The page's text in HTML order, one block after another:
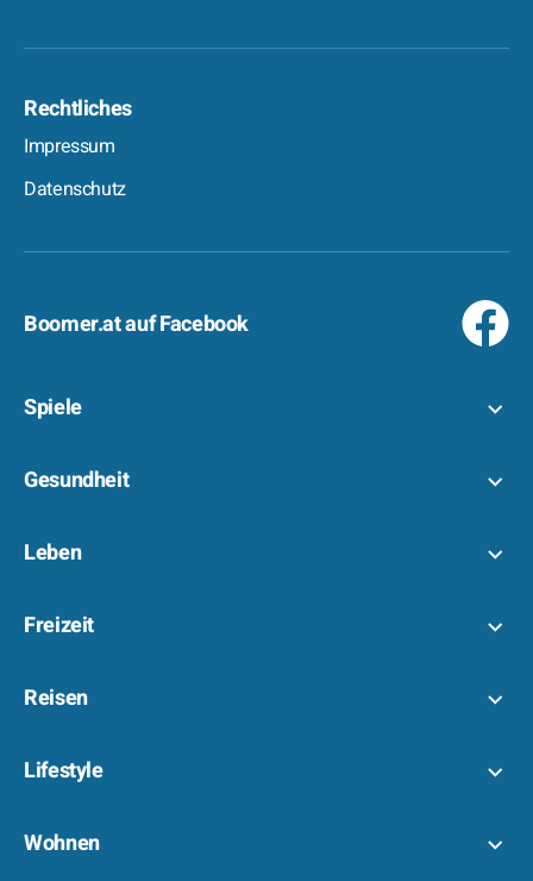
Rechtliches
Impressum
Datenschutz
Boomer.at auf Facebook
Spiele
Gesundheit
Leben
Freizeit
Reisen
Lifestyle
Wohnen